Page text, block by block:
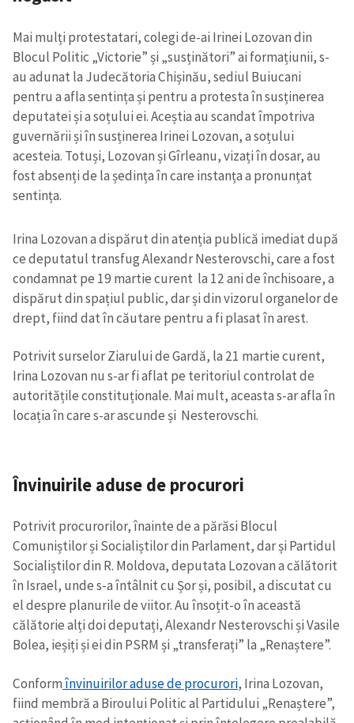
Mai mulți protestatari, colegi de-ai Irinei Lozovan din
Blocul Politic „Victorie” și „susținători” ai formațiunii, s-
au adunat la Judecătoria Chișinău, sediul Buiucani
pentru a afla sentința și pentru a protesta în susținerea
deputatei și a soțului ei. Aceștia au scandat împotriva
guvernării și în susținerea Irinei Lozovan, a soțului
acesteia. Totuși, Lozovan și Gîrleanu, vizați în dosar, au
fost absenți de la ședința în care instanța a pronunțat
sentința.
Irina Lozovan a dispărut din atenția publică imediat după
ce deputatul transfug Alexandr Nesterovschi, care a fost
condamnat pe 19 martie curent la 12 ani de închisoare, a
dispărut din spațiul public, dar și din vizorul organelor de
drept, fiind dat în căutare pentru a fi plasat în arest.
Potrivit surselor Ziarului de Gardă, la 21 martie curent,
Irina Lozovan nu s-ar fi aflat pe teritoriul controlat de
autoritățile constituționale. Mai mult, aceasta s-ar afla în
locația în care s-ar ascunde și Nesterovschi.
Învinuirile aduse de procurori
Potrivit procurorilor, înainte de a părăsi Blocul
Comuniștilor și Socialiștilor din Parlament, dar și Partidul
Socialiștilor din R. Moldova, deputata Lozovan a călătorit
în Israel, unde s-a întâlnit cu Șor și, posibil, a discutat cu
el despre planurile de viitor. Au însoțit-o în această
călătorie alți doi deputați, Alexandr Nesterovschi și Vasile
Bolea, ieșiți și ei din PSRM și „transferați” la „Renaștere”.
Conformînvinuirilor aduse de procurori, Irina Lozovan,
fiind membră a Biroului Politic al Partidului „Renaștere”,